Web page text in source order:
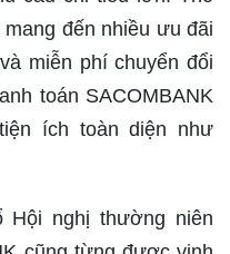
đến nhiều ưu đãi
miễn phí chuyển đổi
toán SACOMBANK
ích toàn diện như
Hội nghị thường niên